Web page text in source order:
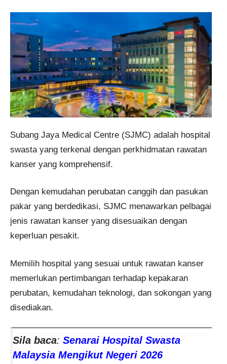
Subang Jaya Medical Centre (SJMC) adalah hospital
swasta yang terkenal dengan perkhidmatan rawatan
kanser yang komprehensif.
Dengan kemudahan perubatan canggih dan pasukan
pakar yang berdedikasi, SJMC menawarkan pelbagai
jenis rawatan kanser yang disesuaikan dengan
keperluan pesakit.
Memilih hospital yang sesuai untuk rawatan kanser
memerlukan pertimbangan terhadap kepakaran
perubatan, kemudahan teknologi, dan sokongan yang
disediakan.
Sila baca: Senarai Hospital Swasta
Malaysia Mengikut Negeri 2026